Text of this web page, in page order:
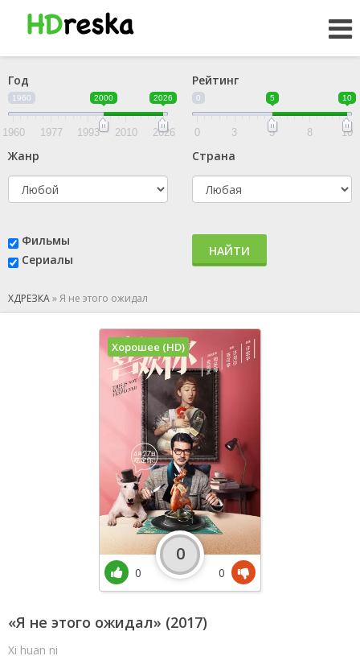
Год
1960 2000 2026
1960 1977 1993 2010 2026
Рейтинг
0 5 10
0 3 5 8 10
Жанр Страна
Фильмы
Сериалы
НАЙТИ
ХДРЕЗКА»Я не этого ожидал
«Я не этого ожидал» (2017)
Xi huan ni
Хорошее (HD)
0
0
0